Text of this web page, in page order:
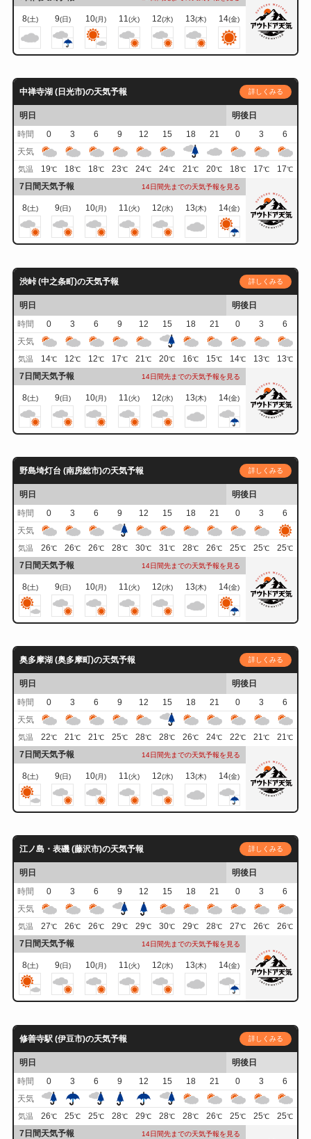
8(土) 9(日) 10(月) 11(火) 12(水) 13(木) 14(金)
中禅寺湖 (日光市)の天気予報 詳しくみる
明日
明後日
時間
0 3 6 9 12 15 18 21 0 3
6
天気
気温 19℃ 18℃ 18℃ 23℃ 24℃ 24℃ 21℃ 20℃ 18℃ 17℃ 17℃
7日間天気予報 14日間先までの天気予報を見る
8(土) 9(日) 10(月) 11(火) 12(水) 13(木) 14(金)
渋峠 (中之条町)の天気予報 詳しくみる
明日
明後日
時間
0 3 6 9 12 15 18 21 0 3
6
天気
気温 14℃ 12℃ 12℃ 17℃ 21℃ 20℃ 16℃ 15℃ 14℃ 13℃ 13℃
7日間天気予報 14日間先までの天気予報を見る
8(土) 9(日) 10(月) 11 (火) 12(水) 13(木) 14(金)
野島埼灯台 (南房総市)の天気予報 詳しくみる
明日
明後日
時間
0 3 6 9 12 15 18 21 0 3
6
天気
気温 26℃ 26℃ 26℃ 28℃ 30℃ 31℃ 28℃ 26℃ 25℃ 25℃ 25℃
7日間天気予報 14日間先までの天気予報を見る
8(土) 9(日) 10(月) 11 (火) 12(水) 13(木) 14(金)
奥多摩湖 (奥多摩町)の天気予報 詳しくみる
明日
明後日
時間
0 3 6 9 12 15 18 21 0 3
6
天気
気温 22℃ 21℃ 21℃ 25℃ 28℃ 28℃ 26℃ 24℃ 22℃ 21℃ 21℃
7日間天気予報 14日間先までの天気予報を見る
8(土) 9(日) 10(月) 11(火) 12(水) 13(木) 14(金)
江ノ島・表磯 (藤沢市)の天気予報 詳しくみる
明日
明後日
時間
0 3 6 9 12 15 18 21 0 3
6
天気
気温 27℃ 26℃ 26℃ 29℃ 29℃ 30℃ 29℃ 28℃ 27℃ 26℃ 26℃
7日間天気予報 14日間先までの天気予報を見る
8(土) 9(日) 10(月) 11(火) 12(水) 13(木) 14(金)
修善寺駅 (伊豆市)の天気予報 詳しくみる
明日
明後日
時間
0 3 6 9 12 15 18 21 0 3
6
天気
気温 26℃ 25℃ 25℃ 28℃ 29℃ 28℃ 28℃ 26℃ 25℃ 25℃ 25℃
7日間天気予報 14日間先までの天気予報を見る